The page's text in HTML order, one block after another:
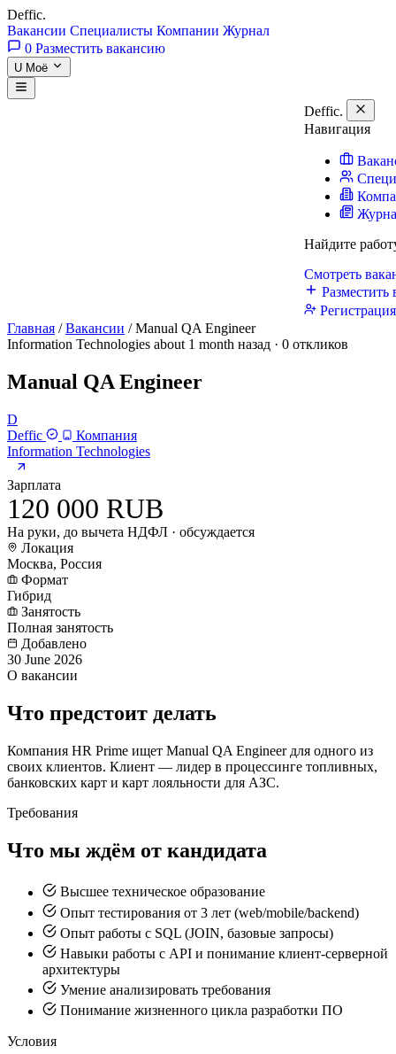
Deffic.
Вакансии Специалисты Компании Журнал
0 Разместить вакансию
U Моё
Deffic.
Навигация
Найдите
Смотреть
Разместить
Главная / Вакансии / Manual QA Engineer
Information Technologies about 1 month назад · 0 откликов
Manual QA Engineer
D
Deffic
Компания
Information Technologies
Зарплата
120 000 RUB
На руки, до вычета НДФЛ · обсуждается
Локация
Москва, Россия
Формат
Гибрид
Занятость
Полная занятость
Добавлено
30 June 2026
О вакансии
Что предстоит делать
Компания HR Prime ищет Manual QA Engineer для одного из
своих клиентов. Клиент — лидер в процессинге топливных,
банковских карт и карт лояльности для АЗС.
Требования
Что мы ждём от кандидата
Высшее техническое образование
Опыт тестирования от 3 лет (web/mobile/backend)
Опыт работы с SQL (JOIN, базовые запросы)
Навыки работы с API и понимание клиент-серверной
архитектуры
Умение анализировать требования
Понимание жизненного цикла разработки ПО
Условия